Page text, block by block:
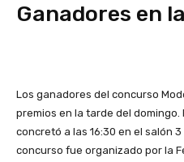
Ganadores en
Los ganadores del concurso
premios en la tarde del
concretó a las 16:30 en el salón
concurso fue organizado por la